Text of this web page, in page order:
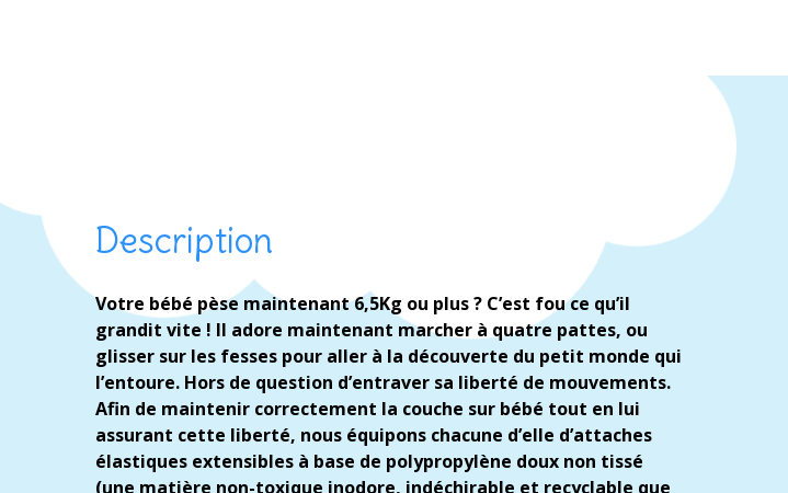
Description
Votre bébé pèse maintenant 6,5Kg ou plus ? C’est fou ce qu’il
grandit vite ! Il adore maintenant marcher à quatre pattes, ou
glisser sur les fesses pour aller à la découverte du petit monde qui
l’entoure. Hors de question d’entraver sa liberté de mouvements.
Afin de maintenir correctement la couche sur bébé tout en lui
assurant cette liberté, nous équipons chacune d’elle d’attaches
élastiques extensibles à base de polypropylène doux non tissé
(une matière non-toxique inodore, indéchirable et recyclable que